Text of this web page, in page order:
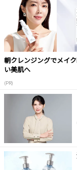
朝クレンジングでメイ
い美肌へ
(PR)